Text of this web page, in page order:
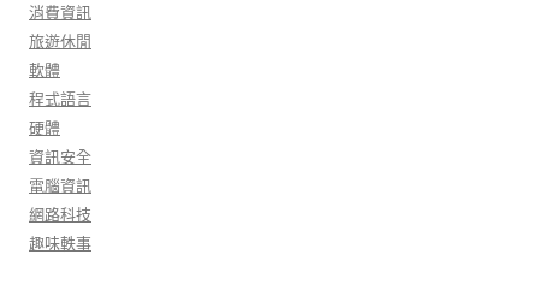
消費資訊
旅遊休閒
軟體
程式語言
硬體
資訊安全
電腦資訊
網路科技
趣味軼事